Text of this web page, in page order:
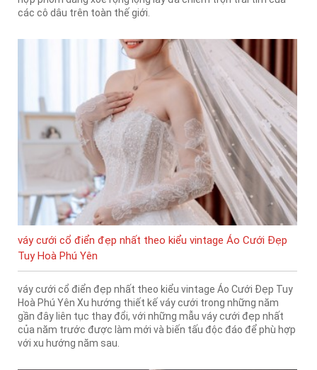
các cô dâu trên toàn thế giới.
váy cưới cổ điển đẹp nhất theo kiểu vintage Áo Cưới Đẹp
Tuy Hoà Phú Yên
váy cưới cổ điển đẹp nhất theo kiểu vintage Áo Cưới Đẹp Tuy
Hoà Phú Yên Xu hướng thiết kế váy cưới trong những năm
gần đây liên tục thay đổi, với những mẫu váy cưới đẹp nhất
của năm trước được làm mới và biến tấu độc đáo để phù hợp
với xu hướng năm sau.